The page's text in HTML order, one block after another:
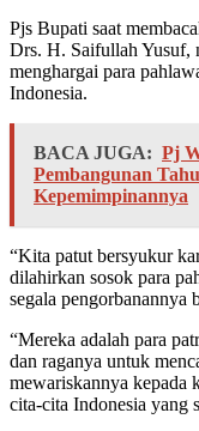
Pjs Bupati saat
Drs. H. Saifullah Yusuf,
menghargai para
Indonesia.
BACA JUGA: Pj
Pembangunan
Kepemimpinannya
“Kita patut bersyukur
dilahirkan sosok para
segala pengorbanannya
“Mereka adalah para
dan raganya untuk
mewariskannya kepada
cita-cita Indonesia yang